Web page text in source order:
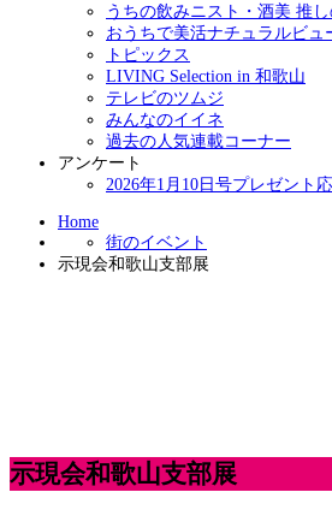
うちの飲みニスト・酒美 推
おうちで美活ナチュラルビュ
トピックス
LIVING Selection in 和歌山
テレビのツムジ
みんなのイイネ
過去の人気連載コーナー
アンケート
2026年1月10日号プレゼント
Home
街のイベント
示現会和歌山支部展
示現会和歌山支部展